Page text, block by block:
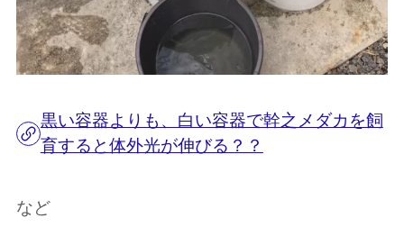
黒い容器よりも、白い容器で幹之メダカを飼
育すると体外光が伸びる？？
など